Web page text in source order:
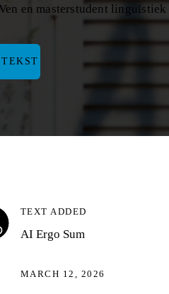
en masterstudent linguïstiek
TEXT ADDED
AI Ergo Sum
MARCH 12, 2026